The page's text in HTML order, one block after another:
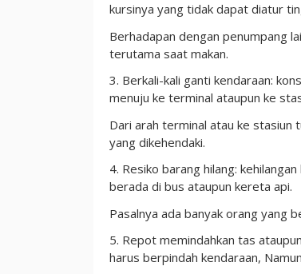
kursinya yang tidak dapat diatur
Berhadapan dengan penumpang
terutama saat makan.
3. Berkali-kali ganti kendaraan:
menuju ke terminal ataupun ke
Dari arah terminal atau ke stasiun
yang dikehendaki.
4. Resiko barang hilang:
berada di bus ataupun kereta api.
Pasalnya ada banyak orang yang
5. Repot memindahkan tas
harus berpindah kendaraan,